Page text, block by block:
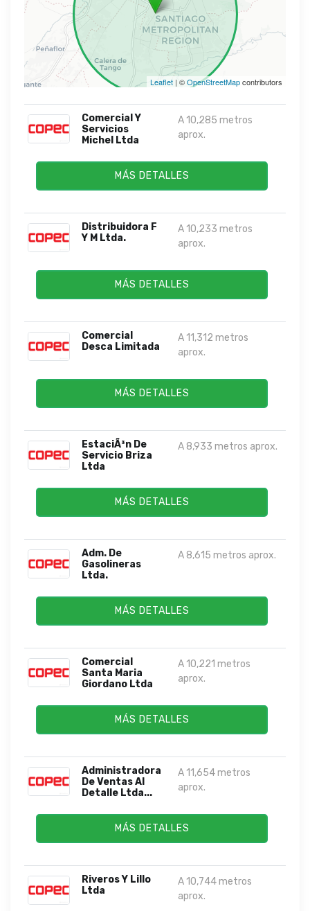
Leaflet | ©OpenStreetMapcontributors
Comercial Y
Servicios
Michel Ltda
A 10,285 metros
aprox.
MÁS DETALLES
Distribuidora F
Y M Ltda.
A 10,233 metros
aprox.
MÁS DETALLES
Comercial
Desca Limitada
A 11,312 metros
aprox.
MÁS DETALLES
EstaciÃ³n De
Servicio Briza
Ltda
A 8,933 metros aprox.
MÁS DETALLES
Adm. De
Gasolineras
Ltda.
A 8,615 metros aprox.
MÁS DETALLES
Comercial
Santa Maria
Giordano Ltda
A 10,221 metros
aprox.
MÁS DETALLES
Administradora
De Ventas Al
Detalle Ltda...
A 11,654 metros
aprox.
MÁS DETALLES
Riveros Y Lillo
Ltda
A 10,744 metros
aprox.